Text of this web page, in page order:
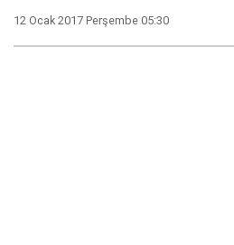
12 Ocak 2017 Perşembe 05:30